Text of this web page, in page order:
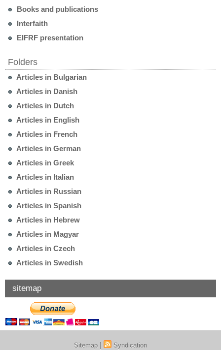
Books and publications
Interfaith
EIFRF presentation
Folders
Articles in Bulgarian
Articles in Danish
Articles in Dutch
Articles in English
Articles in French
Articles in German
Articles in Greek
Articles in Italian
Articles in Russian
Articles in Spanish
Articles in Hebrew
Articles in Magyar
Articles in Czech
Articles in Swedish
sitemap
Sitemap | Syndication